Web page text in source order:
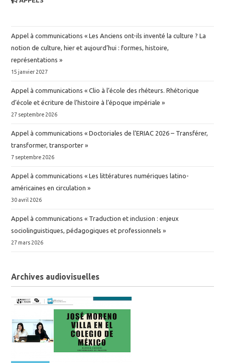
Appel à communications « Les Anciens ont-ils inventé la culture ? La
notion de culture, hier et aujourd’hui : formes, histoire,
représentations »
15 janvier 2027
Appel à communications « Clio à l’école des rhéteurs. Rhétorique
d’école et écriture de l’histoire à l’époque impériale »
27 septembre 2026
Appel à communications « Doctoriales de l’ERIAC 2026 – Transférer,
transformer, transporter »
7 septembre 2026
Appel à communications « Les littératures numériques latino-
américaines en circulation »
30 avril 2026
Appel à communications « Traduction et inclusion : enjeux
sociolinguistiques, pédagogiques et professionnels »
27 mars 2026
Archives audiovisuelles